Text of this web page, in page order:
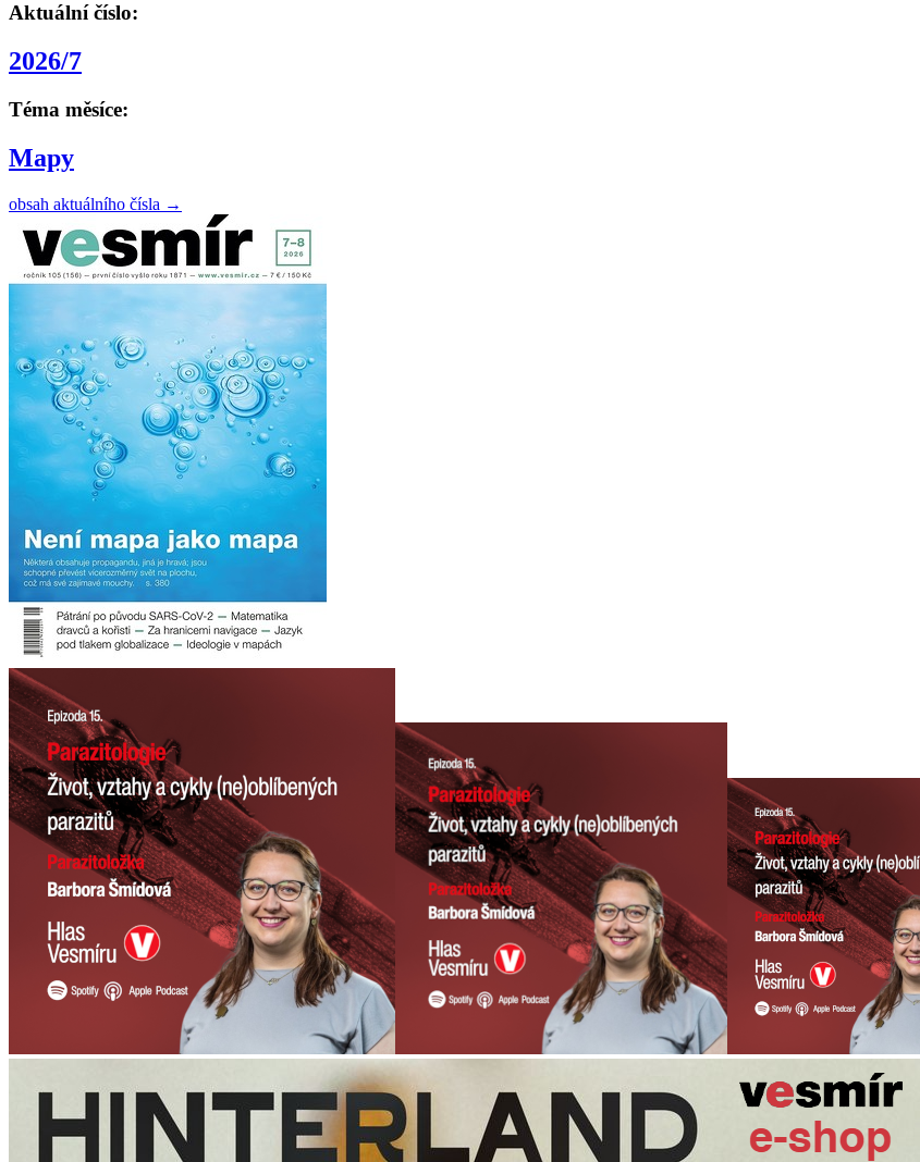
Aktuální číslo:
2026/7
Téma měsíce:
Mapy
obsah aktuálního čísla →